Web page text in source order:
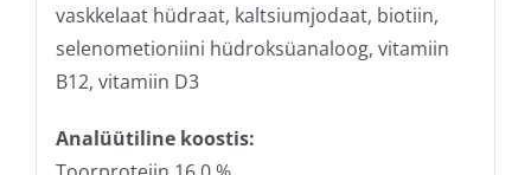
vaskkelaat hüdraat, kaltsiumjodaat, biotiin,
selenometioniini hüdroksüanaloog, vitamiin
B12, vitamiin D3
Analüütiline koostis: